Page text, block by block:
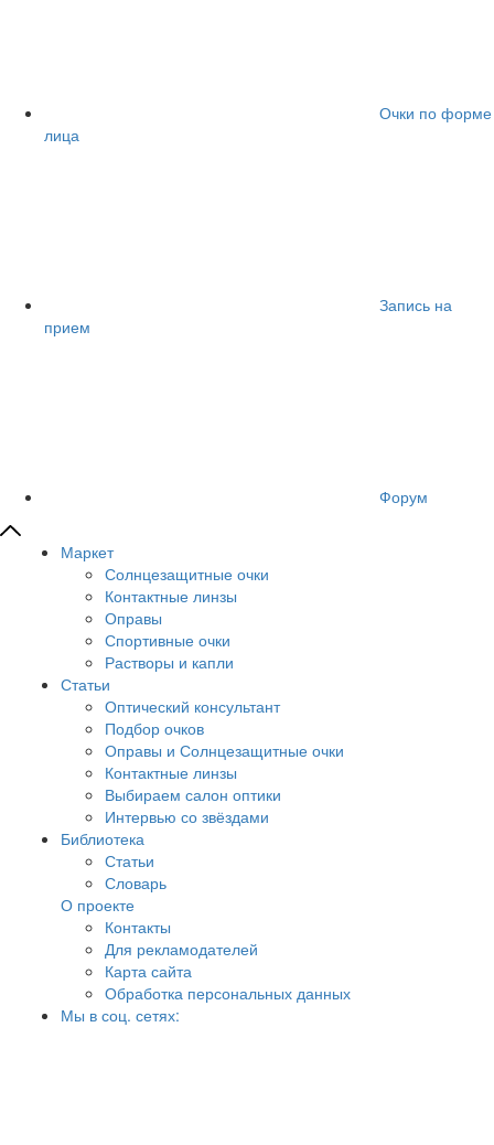
Очки по форме
лица
Запись на
прием
Форум
Маркет
Солнцезащитные очки
Контактные линзы
Оправы
Спортивные очки
Растворы и капли
Статьи
Оптический консультант
Подбор очков
Оправы и Солнцезащитные очки
Контактные линзы
Выбираем салон оптики
Интервью со звёздами
Библиотека
Статьи
Словарь
О проекте
Контакты
Для рекламодателей
Карта сайта
Обработка персональных данных
Мы в соц. сетях: